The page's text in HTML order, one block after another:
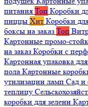
питания Топ Коробки
пиццы Хит Коробки
боксы на заказ Топ
Картонные промо-
на заказ Коробки с
Картонная упаковка
пола Картонные
утилизации ламп Сад и
теплицу
коробки для зелени